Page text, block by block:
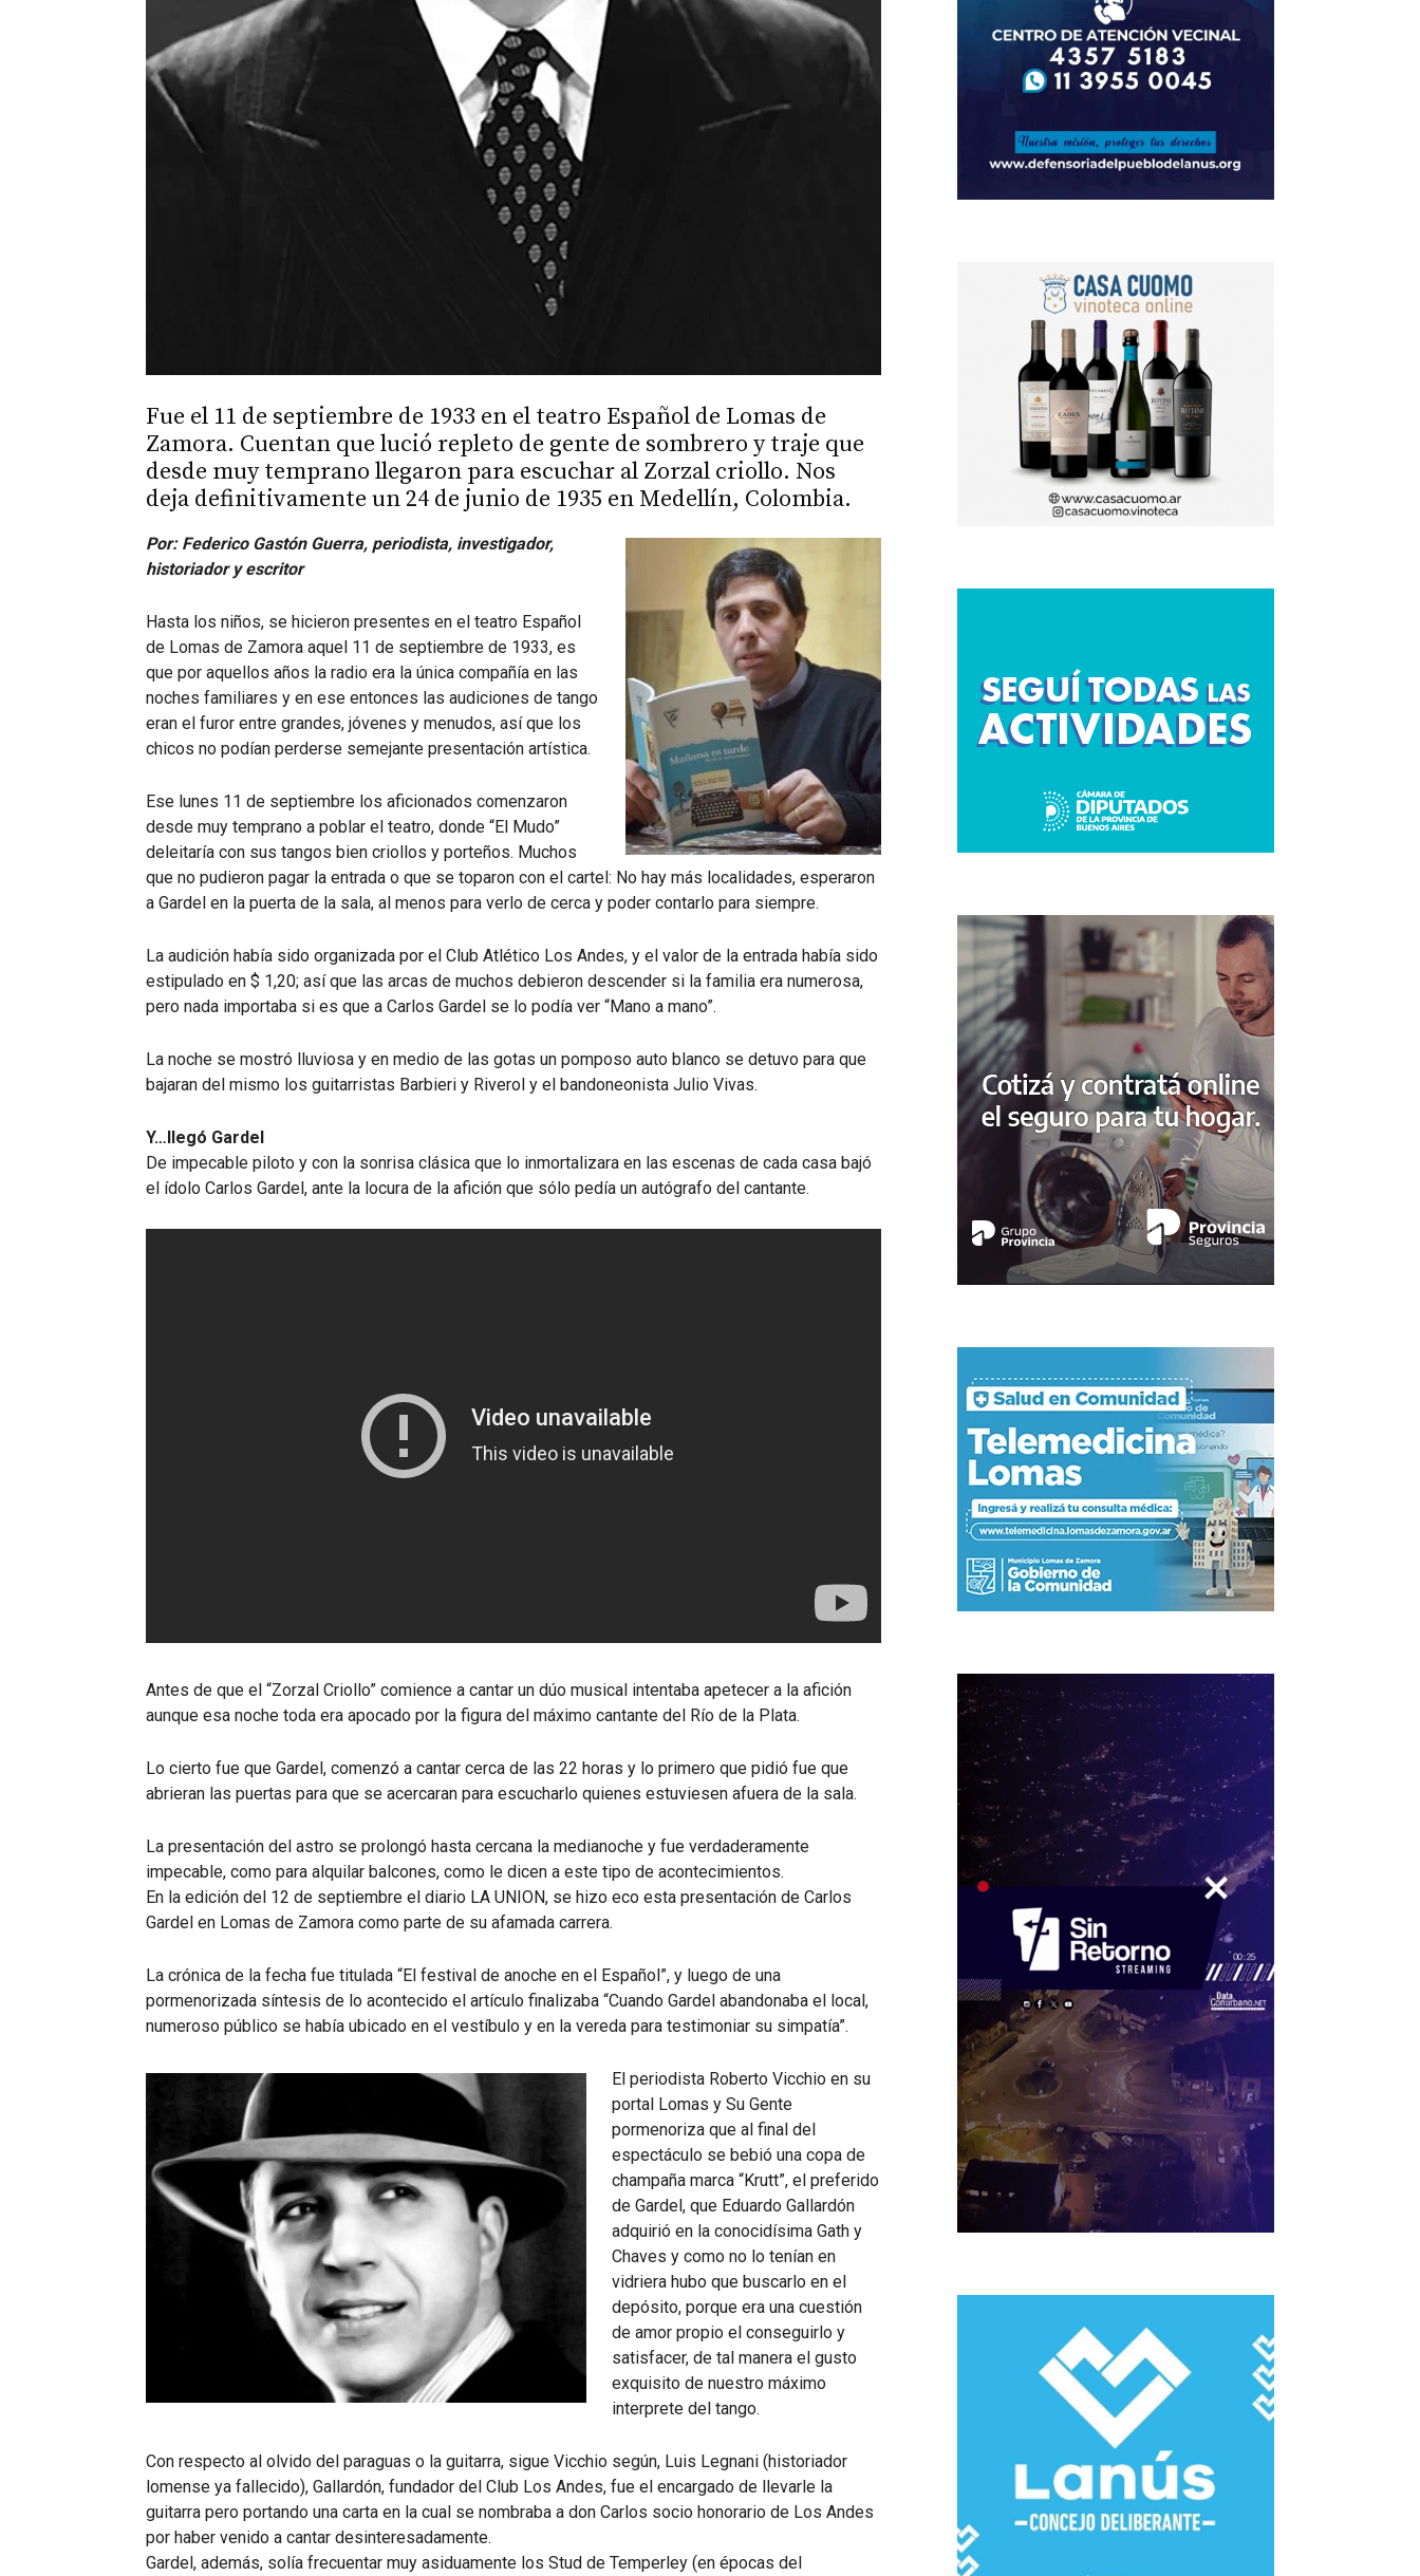
Fue el 11 de septiembre de 1933 en el teatro Español de Lomas de
Zamora. Cuentan que lució repleto de gente de sombrero y traje que
desde muy temprano llegaron para escuchar al Zorzal criollo. Nos
deja definitivamente un 24 de junio de 1935 en Medellín, Colombia.
Por: Federico Gastón Guerra, periodista, investigador,
historiador y escritor
Hasta los niños, se hicieron presentes en el teatro Español
de Lomas de Zamora aquel 11 de septiembre de 1933, es
que por aquellos años la radio era la única compañía en las
noches familiares y en ese entonces las audiciones de tango
eran el furor entre grandes, jóvenes y menudos, así que los
chicos no podían perderse semejante presentación artística.
Ese lunes 11 de septiembre los aficionados comenzaron
desde muy temprano a poblar el teatro, donde “El Mudo”
deleitaría con sus tangos bien criollos y porteños. Muchos
que no pudieron pagar la entrada o que se toparon con el cartel: No hay más localidades, esperaron
a Gardel en la puerta de la sala, al menos para verlo de cerca y poder contarlo para siempre.
La audición había sido organizada por el Club Atlético Los Andes, y el valor de la entrada había sido
estipulado en $ 1,20; así que las arcas de muchos debieron descender si la familia era numerosa,
pero nada importaba si es que a Carlos Gardel se lo podía ver “Mano a mano”.
La noche se mostró lluviosa y en medio de las gotas un pomposo auto blanco se detuvo para que
bajaran del mismo los guitarristas Barbieri y Riverol y el bandoneonista Julio Vivas.
Y…llegó Gardel
De impecable piloto y con la sonrisa clásica que lo inmortalizara en las escenas de cada casa bajó
el ídolo Carlos Gardel, ante la locura de la afición que sólo pedía un autógrafo del cantante.
Antes de que el “Zorzal Criollo” comience a cantar un dúo musical intentaba apetecer a la afición
aunque esa noche toda era apocado por la figura del máximo cantante del Río de la Plata.
Lo cierto fue que Gardel, comenzó a cantar cerca de las 22 horas y lo primero que pidió fue que
abrieran las puertas para que se acercaran para escucharlo quienes estuviesen afuera de la sala.
La presentación del astro se prolongó hasta cercana la medianoche y fue verdaderamente
impecable, como para alquilar balcones, como le dicen a este tipo de acontecimientos.
En la edición del 12 de septiembre el diario LA UNION, se hizo eco esta presentación de Carlos
Gardel en Lomas de Zamora como parte de su afamada carrera.
La crónica de la fecha fue titulada “El festival de anoche en el Español”, y luego de una
pormenorizada síntesis de lo acontecido el artículo finalizaba “Cuando Gardel abandonaba el local,
numeroso público se había ubicado en el vestíbulo y en la vereda para testimoniar su simpatía”.
El periodista Roberto Vicchio en su
portal Lomas y Su Gente
pormenoriza que al final del
espectáculo se bebió una copa de
champaña marca “Krutt”, el preferido
de Gardel, que Eduardo Gallardón
adquirió en la conocidísima Gath y
Chaves y como no lo tenían en
vidriera hubo que buscarlo en el
depósito, porque era una cuestión
de amor propio el conseguirlo y
satisfacer, de tal manera el gusto
exquisito de nuestro máximo
interprete del tango.
Con respecto al olvido del paraguas o la guitarra, sigue Vicchio según, Luis Legnani (historiador
lomense ya fallecido), Gallardón, fundador del Club Los Andes, fue el encargado de llevarle la
guitarra pero portando una carta en la cual se nombraba a don Carlos socio honorario de Los Andes
por haber venido a cantar desinteresadamente.
Gardel, además, solía frecuentar muy asiduamente los Stud de Temperley (en épocas del